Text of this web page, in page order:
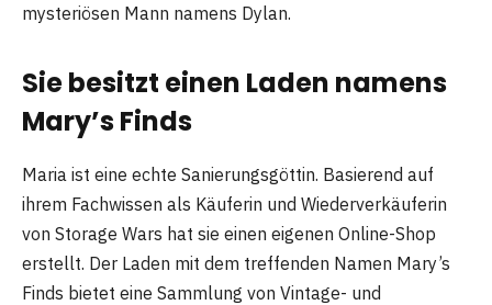
mysteriösen Mann namens Dylan.
Sie besitzt einen Laden namens
Mary’s Finds
Maria ist eine echte Sanierungsgöttin. Basierend auf
ihrem Fachwissen als Käuferin und Wiederverkäuferin
von Storage Wars hat sie einen eigenen Online-Shop
erstellt. Der Laden mit dem treffenden Namen Mary’s
Finds bietet eine Sammlung von Vintage- und